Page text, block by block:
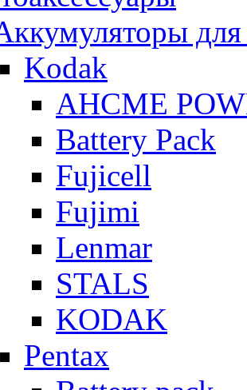
для
Kodak
AHCME
Battery Pack
Fujicell
Fujimi
Lenmar
STALS
KODAK
Pentax